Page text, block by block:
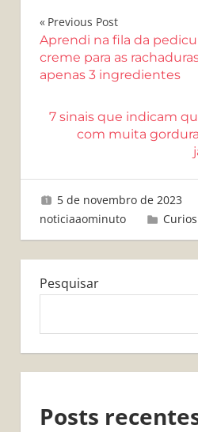
Navegação
de
Post
Previous Post
Aprendi na fila da
creme para as
apenas 3 ingredientes
7 sinais que indicam
com muita
5 de novembro de 2023
noticiaaominuto
Pesquisar
Posts